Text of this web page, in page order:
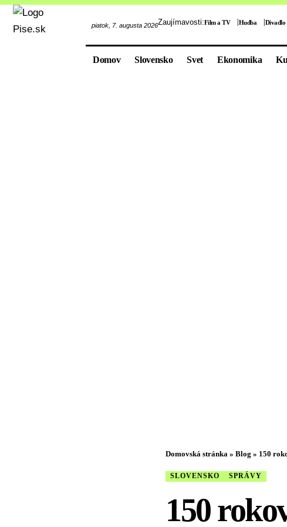
piatok, 7. augusta 2026Zaujímavosti:Film a TV Hudba Divadlo
Domov Slovensko Svet Ekonomika
Domovská stránka » Blog » 150
SLOVENSKO SPRÁVY
150